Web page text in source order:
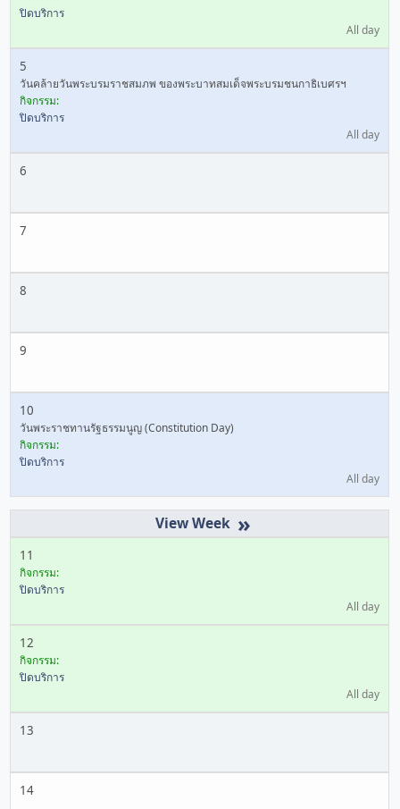
ปิดบริการ
All day
5
วันคล้ายวันพระบรมราชสมภพ ของพระบาทสมเด็จพระบรมชนกาธิเบศรฯ
กิจกรรม:
ปิดบริการ
All day
6
7
8
9
10
วันพระราชทานรัฐธรรมนูญ (Constitution Day)
กิจกรรม:
ปิดบริการ
All day
»
11
กิจกรรม:
ปิดบริการ
All day
12
กิจกรรม:
ปิดบริการ
All day
13
14